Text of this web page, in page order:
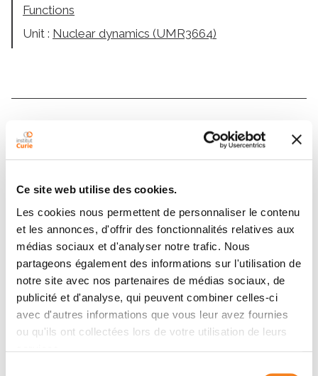
Ce site web utilise des cookies.
Les cookies nous permettent de personnaliser le contenu
et les annonces, d'offrir des fonctionnalités relatives aux
médias sociaux et d'analyser notre trafic. Nous
partageons également des informations sur l'utilisation de
notre site avec nos partenaires de médias sociaux, de
publicité et d'analyse, qui peuvent combiner celles-ci
avec d'autres informations que vous leur avez fournies
ou qu'ils ont collectées lors de votre utilisation de leurs
Functions
Unit : Nuclear dynamics (UMR3664)
MINASSIAN
Contact me by email
Message
Name